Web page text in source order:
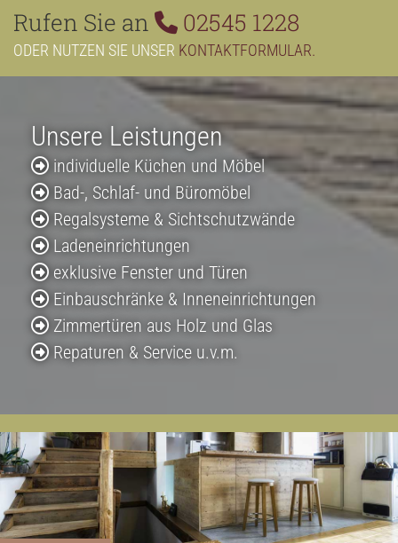
Rufen Sie an  02545 1228
ODER NUTZEN SIE UNSER KONTAKTFORMULAR.
Unsere Leistungen
 individuelle Küchen und Möbel
 Bad-, Schlaf- und Büromöbel
 Regalsysteme & Sichtschutzwände
 Ladeneinrichtungen
 exklusive Fenster und Türen
 Einbauschränke & Inneneinrichtungen
 Zimmertüren aus Holz und Glas
 Repaturen & Service u.v.m.